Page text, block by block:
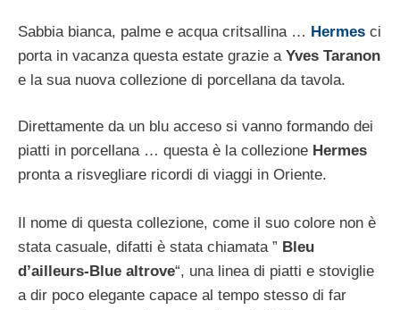
Sabbia bianca, palme e acqua critsallina … Hermes ci
porta in vacanza questa estate grazie a Yves Taranon
e la sua nuova collezione di porcellana da tavola.
Direttamente da un blu acceso si vanno formando dei
piatti in porcellana … questa è la collezione Hermes
pronta a risvegliare ricordi di viaggi in Oriente.
Il nome di questa collezione, come il suo colore non è
stata casuale, difatti è stata chiamata ” Bleu
d’ailleurs-Blue altrove“, una linea di piatti e stoviglie
a dir poco elegante capace al tempo stesso di far